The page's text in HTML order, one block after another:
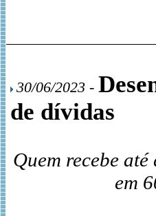
30/06/2023 -
de dívidas
Quem recebe
em